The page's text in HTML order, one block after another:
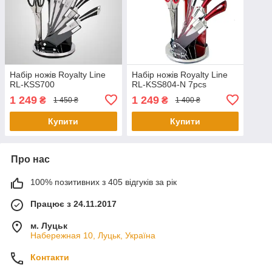
Набір ножів Royalty Line
RL-KSS700
1 249 ₴ 1 450 ₴
Купити
Набір ножів Royalty Line
RL-KSS804-N 7pcs
1 249₴ 1 400 ₴
Купити
Про нас
100% позитивних з 405 відгуків за рік
Працює з 24.11.2017
м. Луцьк
Набережная 10, Луцьк, Україна
Контакти